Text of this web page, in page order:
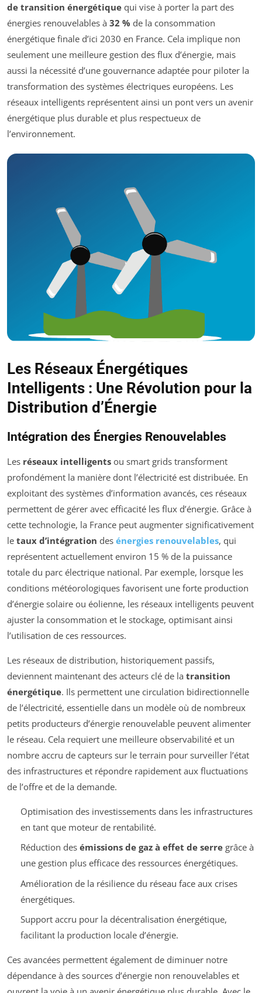
de transition énergétique qui vise à porter la part des
énergies renouvelables à 32 % de la consommation
énergétique finale d’ici 2030 en France. Cela implique non
seulement une meilleure gestion des flux d’énergie, mais
aussi la nécessité d’une gouvernance adaptée pour piloter la
transformation des systèmes électriques européens. Les
réseaux intelligents représentent ainsi un pont vers un avenir
énergétique plus durable et plus respectueux de
l’environnement.
Les Réseaux Énergétiques
Intelligents : Une Révolution pour la
Distribution d’Énergie
Intégration des Énergies Renouvelables
Les réseaux intelligents ou smart grids transforment
profondément la manière dont l’électricité est distribuée. En
exploitant des systèmes d’information avancés, ces réseaux
permettent de gérer avec efficacité les flux d’énergie. Grâce à
cette technologie, la France peut augmenter significativement
le taux d’intégration des énergies renouvelables, qui
représentent actuellement environ 15 % de la puissance
totale du parc électrique national. Par exemple, lorsque les
conditions météorologiques favorisent une forte production
d’énergie solaire ou éolienne, les réseaux intelligents peuvent
ajuster la consommation et le stockage, optimisant ainsi
l’utilisation de ces ressources.
Les réseaux de distribution, historiquement passifs,
deviennent maintenant des acteurs clé de la transition
énergétique. Ils permettent une circulation bidirectionnelle
de l’électricité, essentielle dans un modèle où de nombreux
petits producteurs d’énergie renouvelable peuvent alimenter
le réseau. Cela requiert une meilleure observabilité et un
nombre accru de capteurs sur le terrain pour surveiller l’état
des infrastructures et répondre rapidement aux fluctuations
de l’offre et de la demande.
Optimisation des investissements dans les infrastructures
en tant que moteur de rentabilité.
Réduction des émissions de gaz à effet de serregrâce à
une gestion plus efficace des ressources énergétiques.
Amélioration de la résilience du réseau face aux crises
énergétiques.
Support accru pour la décentralisation énergétique,
facilitant la production locale d’énergie.
Ces avancées permettent également de diminuer notre
dépendance à des sources d’énergie non renouvelables et